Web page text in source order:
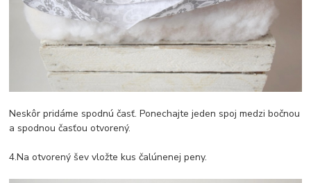
Neskôr pridáme spodnú časť. Ponechajte jeden spoj medzi bočnou
a spodnou časťou otvorený.
4.Na otvorený šev vložte kus čalúnenej peny.